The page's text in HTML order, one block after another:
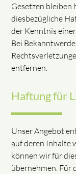
Gesetzen bleiben
diesbezügliche
der Kenntnis
Bei
entfernen.
Haftung für
Unser Angebot
auf deren Inhalte
können wir für
übernehmen. Für